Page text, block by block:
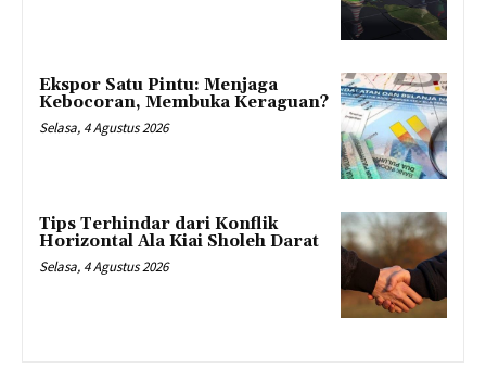
Ekspor Satu Pintu: Menjaga
Kebocoran, Membuka Keraguan?
Selasa, 4 Agustus 2026
Tips Terhindar dari Konflik
Horizontal Ala Kiai Sholeh Darat
Selasa, 4 Agustus 2026